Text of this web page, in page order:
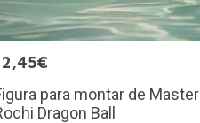
para montar de Master
Dragon Ball